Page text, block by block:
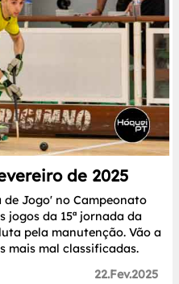
de 2025
de Jogo' no Campeonato
jogos da 15ª jornada da
pela manutenção. Vão a
mais mal classificadas.
22.Fev.2025